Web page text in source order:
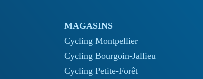
MAGASINS
Cycling Montpellier
Cycling Bourgoin-Jallieu
Cycling Petite-Forêt